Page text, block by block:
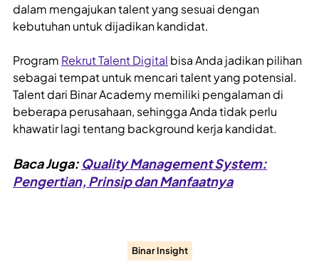
dalam mengajukan talent yang sesuai dengan
kebutuhan untuk dijadikan kandidat.
Program Rekrut Talent Digital bisa Anda jadikan pilihan
sebagai tempat untuk mencari talent yang potensial.
Talent dari Binar Academy memiliki pengalaman di
beberapa perusahaan, sehingga Anda tidak perlu
khawatir lagi tentang background kerja kandidat.
Baca Juga: Quality Management System:
Pengertian, Prinsip dan Manfaatnya
Binar Insight